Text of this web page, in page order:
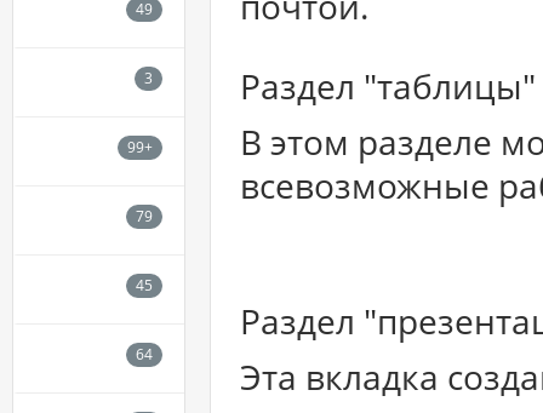
Раздел "таблицы"
В этом разделе
всевозможные
Раздел
Эта вкладка